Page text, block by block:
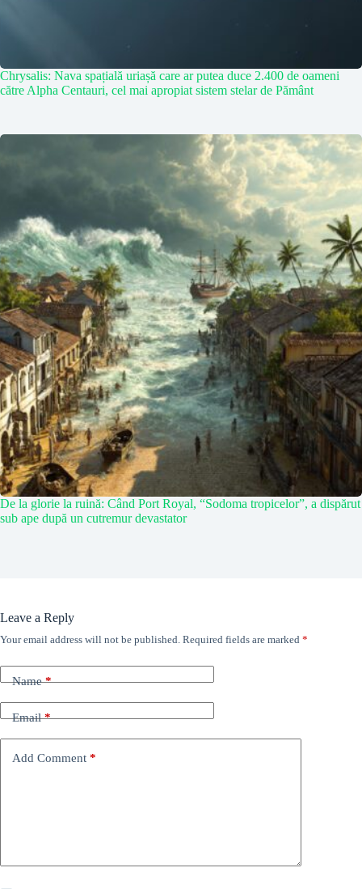
Chrysalis: Nava spațială uriașă care ar putea duce 2.400 de oameni
către Alpha Centauri, cel mai apropiat sistem stelar de Pământ
De la glorie la ruină: Când Port Royal, “Sodoma tropicelor”, a dispărut
sub ape după un cutremur devastator
Leave a Reply
Your email address will not be published. Required fields are marked *
Name*
Email*
Add Comment *